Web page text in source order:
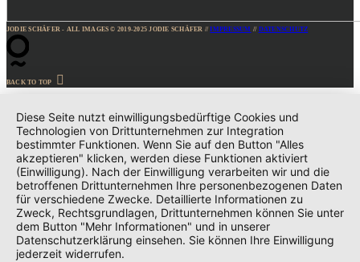
JODIE SCHÄFER - ALL IMAGES © 2019-2025 JODIE SCHÄFER //IMPRESSUM // DATENSCHUTZ
BACK TO TOP
Diese Seite nutzt einwilligungsbedürftige Cookies und
Technologien von Drittunternehmen zur Integration
bestimmter Funktionen. Wenn Sie auf den Button "Alles
akzeptieren" klicken, werden diese Funktionen aktiviert
(Einwilligung). Nach der Einwilligung verarbeiten wir und die
betroffenen Drittunternehmen Ihre personenbezogenen Daten
für verschiedene Zwecke. Detaillierte Informationen zu
Zweck, Rechtsgrundlagen, Drittunternehmen können Sie unter
dem Button "Mehr Informationen" und in unserer
Datenschutzerklärung einsehen. Sie können Ihre Einwilligung
jederzeit widerrufen.